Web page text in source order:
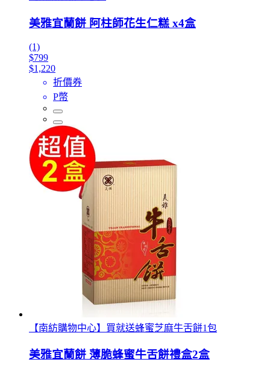
美雅宜蘭餅 阿柱師花生仁糕 x4盒
(1)
$799
$1,220
折價券
P幣
【南紡購物中心】買就送蜂蜜芝麻牛舌餅1包
美雅宜蘭餅 薄脆蜂蜜牛舌餅禮盒2盒